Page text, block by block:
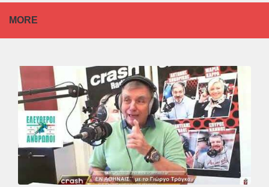
MORE